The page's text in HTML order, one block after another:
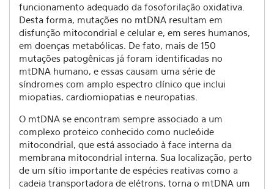
funcionamento adequado da fosoforilação oxidativa.
Desta forma, mutações no mtDNA resultam em
disfunção mitocondrial e celular e, em seres humanos,
em doenças metabólicas. De fato, mais de 150
mutações patogênicas já foram identificadas no
mtDNA humano, e essas causam uma série de
síndromes com amplo espectro clínico que inclui
miopatias, cardiomiopatias e neuropatias.
O mtDNA se encontram sempre associado a um
complexo proteico conhecido como nucleóide
mitocondrial, que está associado à face interna da
membrana mitocondrial interna. Sua localização, perto
de um sítio importante de espécies reativas como a
cadeia transportadora de elétrons, torna o mtDNA um